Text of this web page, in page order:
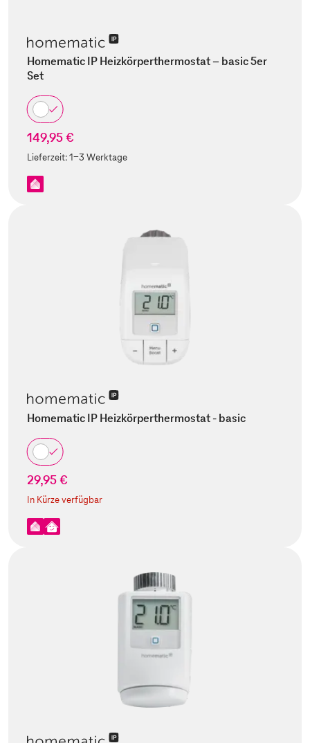
Homematic IP Heizkörperthermostat – basic 5er
Set
149,95 €
Lieferzeit:1-3 Werktage
Homematic IP Heizkörperthermostat - basic
29,95 €
In Kürze verfügbar